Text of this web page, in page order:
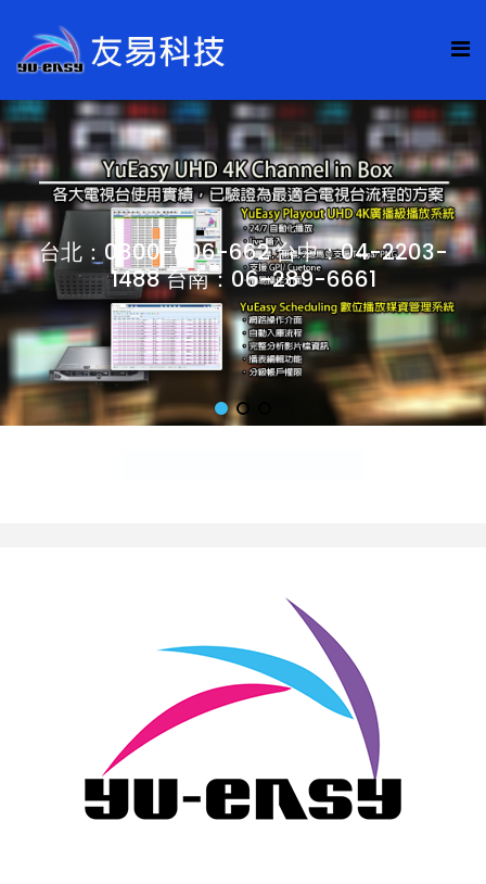
台北：0800-006-662 台中：04-2203-
1488 台南：06-289-6661